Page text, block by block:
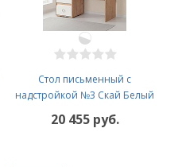
Стол письменный с
надстройкой №3 Скай Белый
20 455 руб.